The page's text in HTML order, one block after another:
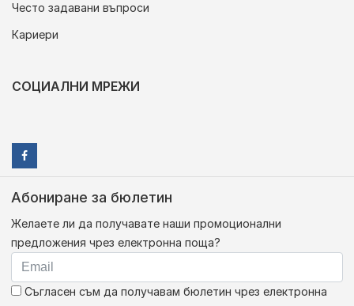
Често задавани въпроси
Кариери
СОЦИАЛНИ МРЕЖИ
Абониране за бюлетин
Желаете ли да получавате наши промоционални
предложения чрез електронна поща?
Съгласен съм да получавам бюлетин чрез електронна